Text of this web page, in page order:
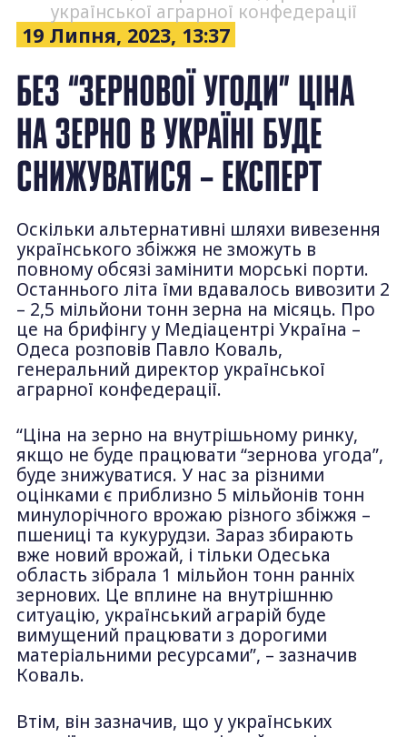
української аграрної конфедерації
19 Липня, 2023, 13:37
БЕЗ “ЗЕРНОВОЇ УГОДИ” ЦІНА
НА ЗЕРНО В УКРАЇНІ БУДЕ
СНИЖУВАТИСЯ – ЕКСПЕРТ
Оскільки альтернативні шляхи вивезення
українського збіжжя не зможуть в
повному обсязі замінити морські порти.
Останнього літа їми вдавалось вивозити 2
– 2,5 мільйони тонн зерна на місяць. Про
це на брифінгу у Медіацентрі Україна –
Одеса розповів Павло Коваль,
генеральний директор української
аграрної конфедерації.
“Ціна на зерно на внутрішьному ринку,
якщо не буде працювати “зернова угода”,
буде знижуватися. У нас за різними
оцінками є приблизно 5 мільйонів тонн
минулорічного врожаю різного збіжжя –
пшениці та кукурудзи. Зараз збирають
вже новий врожай, і тільки Одеська
область зібрала 1 мільйон тонн ранніх
зернових. Це вплине на внутрішнню
ситуацію, український аграрій буде
вимущений працювати з дорогими
матеріальними ресурсами”, – зазначив
Коваль.
Втім, він зазначив, що у українських